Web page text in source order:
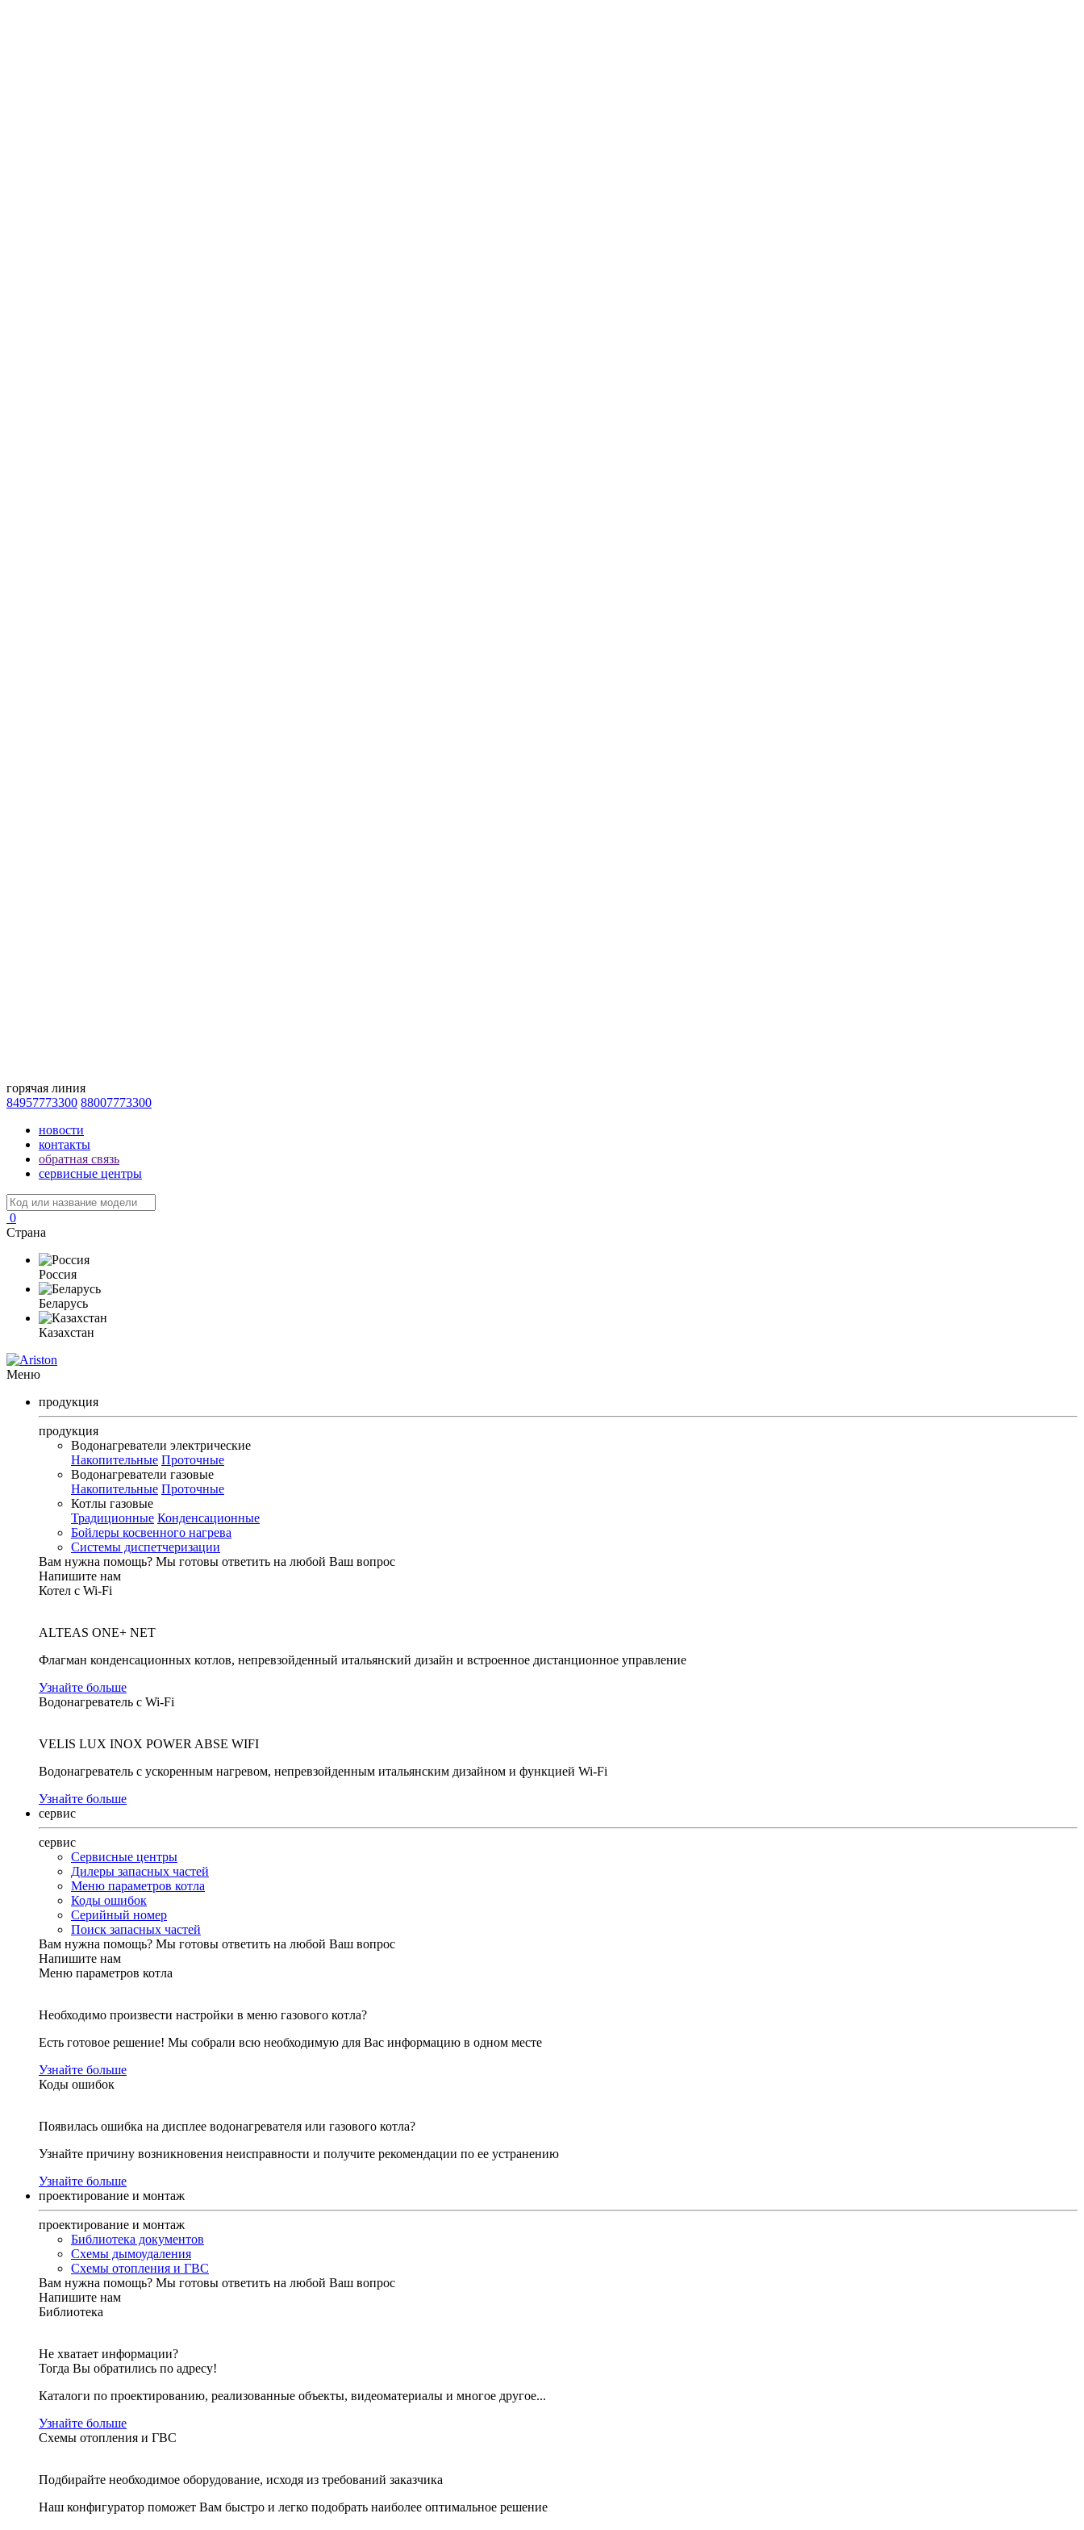
горячая линия
84957773300 88007773300
новости
контакты
обратная связь
сервисные центры
0
Страна
Россия
Беларусь
Казахстан
Меню
продукция
продукция
Водонагреватели электрические
Накопительные Проточные
Водонагреватели газовые
Накопительные Проточные
Котлы газовые
Традиционные Конденсационные
Бойлеры косвенного нагрева
Системы диспетчеризации
Вам нужна помощь? Мы готовы ответить на любой Ваш вопрос
Напишите нам
Котел с Wi-Fi
ALTEAS ONE+ NET
Флагман конденсационных котлов, непревзойденный итальянский дизайн и встроенное дистанционное управление
Узнайте больше
Водонагреватель с Wi-Fi
VELIS LUX INOX POWER ABSE WIFI
Водонагреватель с ускоренным нагревом, непревзойденным итальянским дизайном и функцией Wi-Fi
Узнайте больше
сервис
сервис
Сервисные центры
Дилеры запасных частей
Меню параметров котла
Коды ошибок
Серийный номер
Поиск запасных частей
Вам нужна помощь? Мы готовы ответить на любой Ваш вопрос
Напишите нам
Меню параметров котла
Необходимо произвести настройки в меню газового котла?
Есть готовое решение! Мы собрали всю необходимую для Вас информацию в одном месте
Узнайте больше
Коды ошибок
Появилась ошибка на дисплее водонагревателя или газового котла?
Узнайте причину возникновения неисправности и получите рекомендации по ее устранению
Узнайте больше
проектирование и монтаж
проектирование и монтаж
Библиотека документов
Схемы дымоудаления
Схемы отопления и ГВС
Вам нужна помощь? Мы готовы ответить на любой Ваш вопрос
Напишите нам
Библиотека
Не хватает информации?
Тогда Вы обратились по адресу!
Каталоги по проектированию, реализованные объекты, видеоматериалы и многое другое...
Узнайте больше
Схемы отопления и ГВС
Подбирайте необходимое оборудование, исходя из требований заказчика
Наш конфигуратор поможет Вам быстро и легко подобрать наиболее оптимальное решение